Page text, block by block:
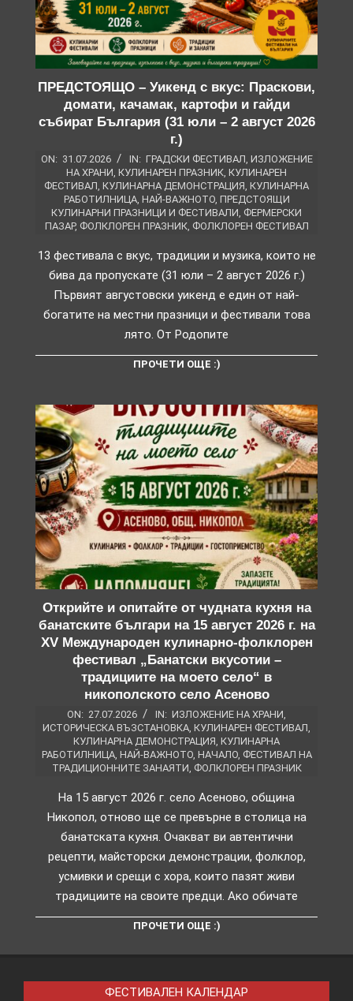
ПРЕДСТОЯЩО – Уикенд с вкус: Праскови,
домати, качамак, картофи и гайди
събират България (31 юли – 2 август 2026
г.)
ON: 31.07.2026 IN: ГРАДСКИ ФЕСТИВАЛ, ИЗЛОЖЕНИЕ
НА ХРАНИ, КУЛИНАРЕН ПРАЗНИК, КУЛИНАРЕН
ФЕСТИВАЛ, КУЛИНАРНА ДЕМОНСТРАЦИЯ, КУЛИНАРНА
РАБОТИЛНИЦА, НАЙ-ВАЖНОТО, ПРЕДСТОЯЩИ
КУЛИНАРНИ ПРАЗНИЦИ И ФЕСТИВАЛИ, ФЕРМЕРСКИ
ПАЗАР, ФОЛКЛОРЕН ПРАЗНИК, ФОЛКЛОРЕН ФЕСТИВАЛ
13 фестивала с вкус, традиции и музика, които не
бива да пропускате (31 юли – 2 август 2026 г.)
Първият августовски уикенд е един от най-
богатите на местни празници и фестивали това
лято. От Родопите
ПРОЧЕТИ ОЩЕ :)
Открийте и опитайте от чудната кухня на
банатските българи на 15 август 2026 г. на
XV Международен кулинарно-фолклорен
фестивал „Банатски вкусотии –
традициите на моето село“ в
никополското село Асеново
ON: 27.07.2026 IN: ИЗЛОЖЕНИЕ НА ХРАНИ
ИСТОРИЧЕСКА ВЪЗСТАНОВКА КУЛИНАРЕН ФЕСТИВАЛ
КУЛИНАРНА ДЕМОНСТРАЦИЯ КУЛИНАРНА
РАБОТИЛНИЦА, НАЙ-ВАЖНОТО, НАЧАЛО, ФЕСТИВАЛ НА
ТРАДИЦИОННИТЕ ЗАНАЯТИ ФОЛКЛОРЕН ПРАЗНИК
На 15 август 2026 г. село Асеново, община
Никопол, отново ще се превърне в столица на
банатската кухня. Очакват ви автентични
рецепти, майсторски демонстрации, фолклор,
усмивки и срещи с хора, които пазят живи
традициите на своите предци. Ако обичате
ПРОЧЕТИ ОЩЕ :)
ФЕСТИВАЛЕН КАЛЕНДАР